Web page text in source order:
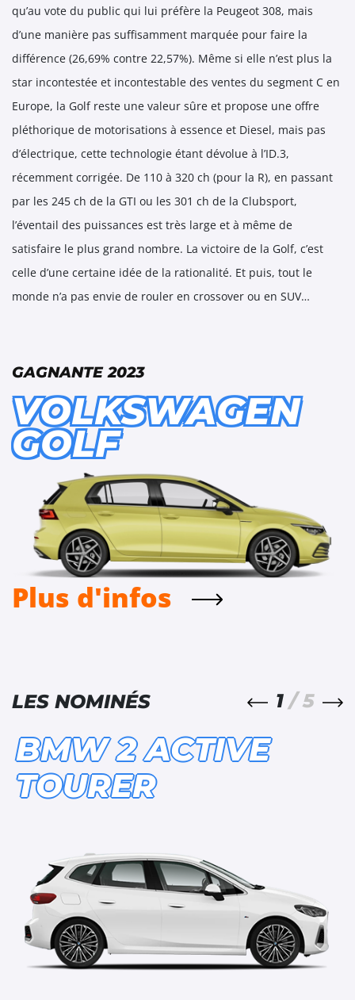
qu’au vote du public qui lui préfère la Peugeot 308, mais
d’une manière pas suffisamment marquée pour faire la
différence (26,69% contre 22,57%). Même si elle n’est plus la
star incontestée et incontestable des ventes du segment C en
Europe, la Golf reste une valeur sûre et propose une offre
pléthorique de motorisations à essence et Diesel, mais pas
d’électrique, cette technologie étant dévolue à l’ID.3,
récemment corrigée. De 110 à 320 ch (pour la R), en passant
par les 245 ch de la GTI ou les 301 ch de la Clubsport,
l’éventail des puissances est très large et à même de
satisfaire le plus grand nombre. La victoire de la Golf, c’est
celle d’une certaine idée de la rationalité. Et puis, tout le
monde n’a pas envie de rouler en crossover ou en SUV…
LES NOMINÉS 1 / 5
BMW 2 ACTIVE
TOURER
GAGNANTE 2023
VOLKSWAGEN
GOLF
Plus d'infos